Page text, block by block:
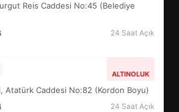
Reis Caddesi No:45 (Belediye
24 Saat Açık
ALTINOLUK
Atatürk Caddesi No:82 (Kordon Boyu)
24 Saat Açık
YÖNETİM NASIL